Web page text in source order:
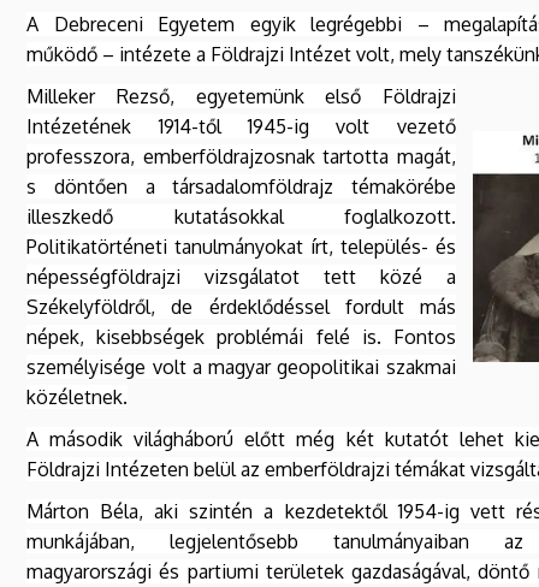
A Debreceni Egyetem egyik legrégebbi –
működő – intézete a Földrajzi Intézet volt, mely
Milleker Rezső, egyetemünk első Földrajzi
Intézetének 1914-től 1945-ig volt vezető
professzora, emberföldrajzosnak tartotta magát,
s döntően a társadalomföldrajz témakörébe
illeszkedő kutatásokkal foglalkozott.
Politikatörténeti tanulmányokat írt, település- és
népességföldrajzi vizsgálatot tett közé a
Székelyföldről, de érdeklődéssel fordult más
népek, kisebbségek problémái felé is. Fontos
személyisége volt a magyar geopolitikai szakmai
közéletnek.
A második világháború előtt még két kutatót lehet
Földrajzi Intézeten belül az emberföldrajzi témákat
Márton Béla, aki szintén a kezdetektől 1954-ig vett
munkájában, legjelentősebb tanulmányaiban az
magyarországi és partiumi területek gazdaságával, döntő